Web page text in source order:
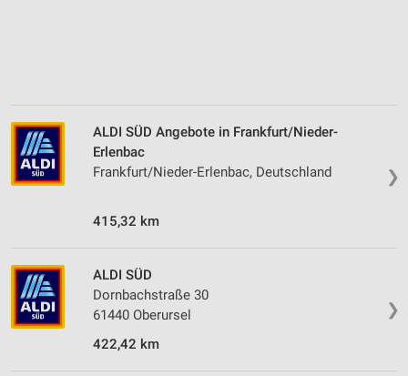
❯
ALDI SÜD Angebote in Frankfurt/Nieder-
Erlenbac
Frankfurt/Nieder-Erlenbac, Deutschland
415,32 km
❯
ALDI SÜD
Dornbachstraße 30
61440 Oberursel
422,42 km